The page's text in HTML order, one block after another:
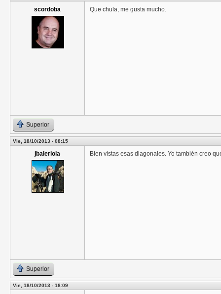
scordoba Que chula, me gusta mucho.
Superior
Vie, 18/10/2013 - 08:15
jbaleriola Bien vistas esas diagonales. Yo también creo
Superior
Vie, 18/10/2013 - 18:09